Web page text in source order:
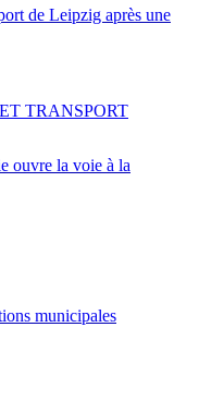
de Leipzig après une
ouvre la voie à la
TRANSPORT
municipales